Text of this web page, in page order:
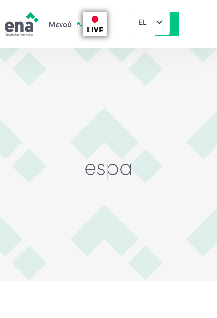
LIVE
EL
EN
espa